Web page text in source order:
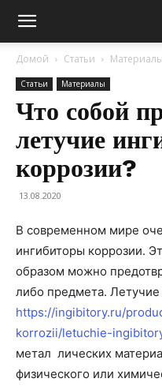
Домой Статьи Материалы
Статьи Материалы
Что собой
летучие
коррозии?
13.08.2020
В современном мире
ингибиторы коррозии.
образом можно
либо предмета.
https://ingibitory.ru/
korrozii/letuchie-
метал лических
физического или